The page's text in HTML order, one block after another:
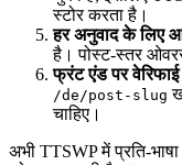
स्टोर करता है।
हर अनुवाद के लिए
है। पोस्ट-स्तर
फ्रंट एंड पर
/de/post-slug
चाहिए।
अभी TTSWP में प्रति-